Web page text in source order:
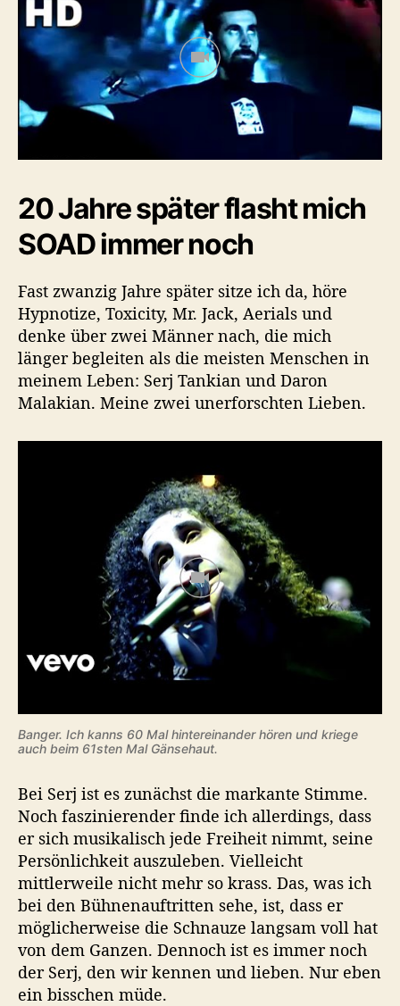
20 Jahre später flasht mich
SOAD immer noch
Fast zwanzig Jahre später sitze ich da, höre
Hypnotize, Toxicity, Mr. Jack, Aerials und
denke über zwei Männer nach, die mich
länger begleiten als die meisten Menschen in
meinem Leben: Serj Tankian und Daron
Malakian. Meine zwei unerforschten Lieben.
Banger. Ich kanns 60 Mal hintereinander hören und kriege
auch beim 61sten Mal Gänsehaut.
Bei Serj ist es zunächst die markante Stimme.
Noch faszinierender finde ich allerdings, dass
er sich musikalisch jede Freiheit nimmt, seine
Persönlichkeit auszuleben. Vielleicht
mittlerweile nicht mehr so krass. Das, was ich
bei den Bühnenauftritten sehe, ist, dass er
möglicherweise die Schnauze langsam voll hat
von dem Ganzen. Dennoch ist es immer noch
der Serj, den wir kennen und lieben. Nur eben
ein bisschen müde.